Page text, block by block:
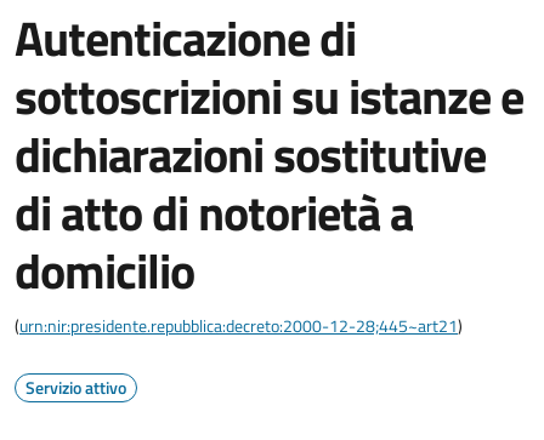
Autenticazione di
sottoscrizioni su istanze e
dichiarazioni sostitutive
di atto di notorietà a
domicilio
(urn:nir:presidente.repubblica:decreto:2000-12-28;445~art21)
Servizio attivo